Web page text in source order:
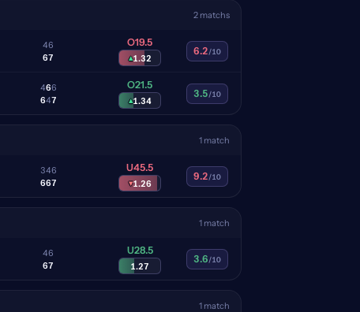
2 matchs
4
6
6
7
O19.5
▴1.32
6.2/10
4
6
6
4
6
7
O21.5
▴1.34
3.5/10
1 match
3
6
4
6
6
7
U45.5
▾1.26
9.2/10
1 match
4
6
6
7
U28.5
1.27
3.6/10
1 match